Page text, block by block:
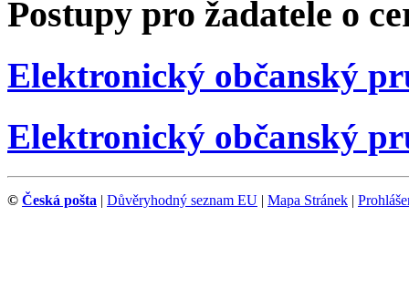
Postupy pro žadatele o
Elektronický občanský
Elektronický občanský
© Česká pošta | Důvěryhodný seznam EU | Mapa Stránek |